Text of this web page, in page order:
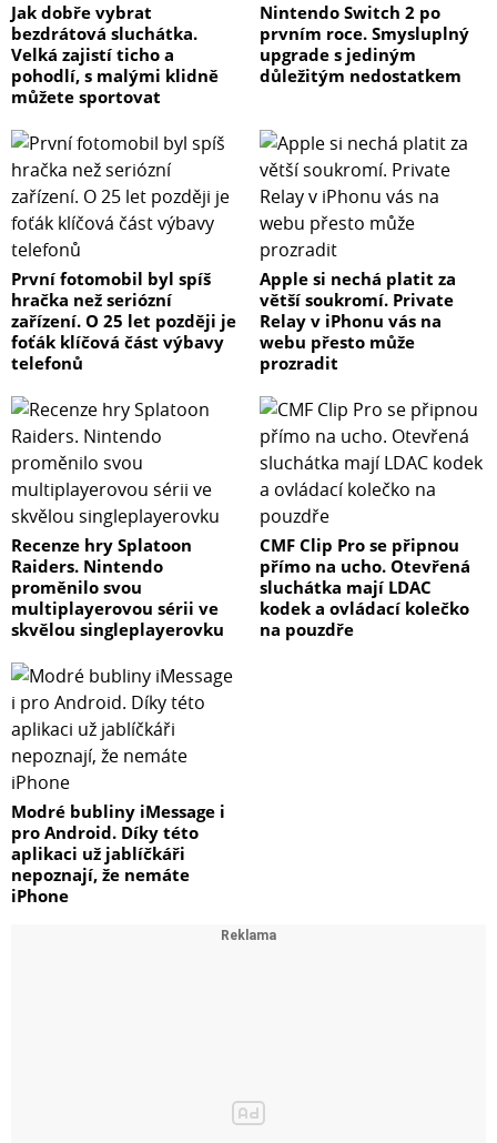
Jak dobře vybrat
bezdrátová sluchátka.
Velká zajistí ticho a
pohodlí, s malými klidně
můžete sportovat
Nintendo Switch 2 po
prvním roce. Smysluplný
upgrade s jediným
důležitým nedostatkem
První fotomobil byl spíš
hračka než seriózní
zařízení. O 25 let později je
foťák klíčová část výbavy
telefonů
Apple si nechá platit za
větší soukromí. Private
Relay v iPhonu vás na
webu přesto může
prozradit
Recenze hry Splatoon
Raiders. Nintendo
proměnilo svou
multiplayerovou sérii ve
skvělou singleplayerovku
CMF Clip Pro se připnou
přímo na ucho. Otevřená
sluchátka mají LDAC
kodek a ovládací kolečko
na pouzdře
Modré bubliny iMessage i
pro Android. Díky této
aplikaci už jablíčkáři
nepoznají, že nemáte
iPhone